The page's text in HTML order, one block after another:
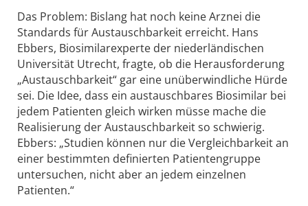
Das Problem: Bislang hat noch keine Arznei die
Standards für Austauschbarkeit erreicht. Hans
Ebbers, Biosimilarexperte der niederländischen
Universität Utrecht, fragte, ob die Herausforderung
„Austauschbarkeit“ gar eine unüberwindliche Hürde
sei. Die Idee, dass ein austauschbares Biosimilar bei
jedem Patienten gleich wirken müsse mache die
Realisierung der Austauschbarkeit so schwierig.
Ebbers: „Studien können nur die Vergleichbarkeit an
einer bestimmten definierten Patientengruppe
untersuchen, nicht aber an jedem einzelnen
Patienten.“